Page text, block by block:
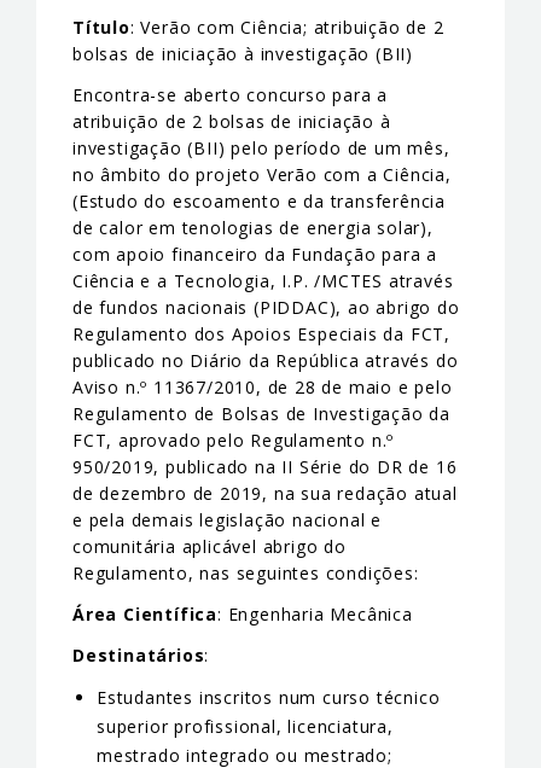
Título: Verão com Ciência; atribuição de 2
bolsas de iniciação à investigação (BII)
Encontra-se aberto concurso para a
atribuição de 2 bolsas de iniciação à
investigação (BII) pelo período de um mês,
no âmbito do projeto Verão com a Ciência,
(Estudo do escoamento e da transferência
de calor em tenologias de energia solar),
com apoio financeiro da Fundação para a
Ciência e a Tecnologia, I.P. /MCTES através
de fundos nacionais (PIDDAC), ao abrigo do
Regulamento dos Apoios Especiais da FCT,
publicado no Diário da República através do
Aviso n.º 11367/2010, de 28 de maio e pelo
Regulamento de Bolsas de Investigação da
FCT, aprovado pelo Regulamento n.º
950/2019, publicado na II Série do DR de 16
de dezembro de 2019, na sua redação atual
e pela demais legislação nacional e
comunitária aplicável abrigo do
Regulamento, nas seguintes condições:
Área Científica: Engenharia Mecânica
Destinatários:
Estudantes inscritos num curso técnico
superior profissional, licenciatura,
mestrado integrado ou mestrado;